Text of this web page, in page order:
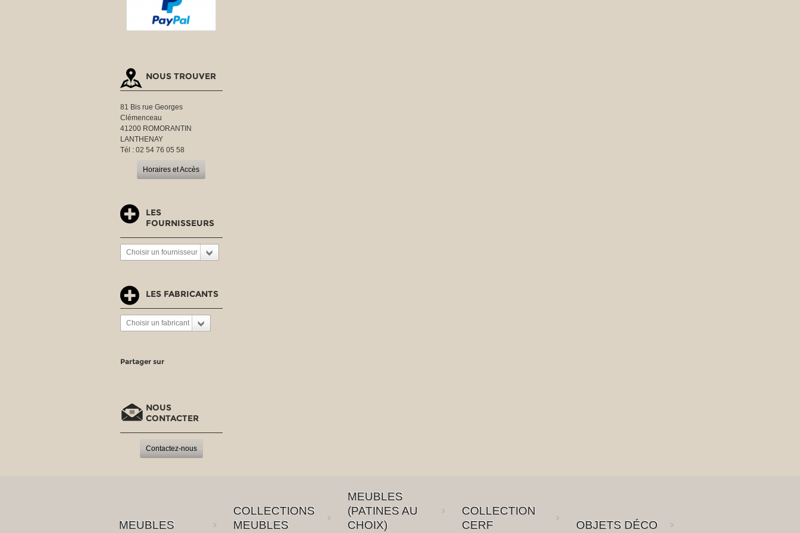
NOUS TROUVER
81 Bis rue Georges
Clémenceau
41200 ROMORANTIN
LANTHENAY
Tél : 02 54 76 05 58
Horaires et Accès
LES
FOURNISSEURS
Choisir un fournisseur
LES FABRICANTS
Choisir un fabricant
Partager sur
NOUS
CONTACTER
Contactez-nous
MEUBLES
COLLECTIONS
MEUBLES
MEUBLES
(PATINES AU
CHOIX)
COLLECTION
CERF
OBJETS DÉCO